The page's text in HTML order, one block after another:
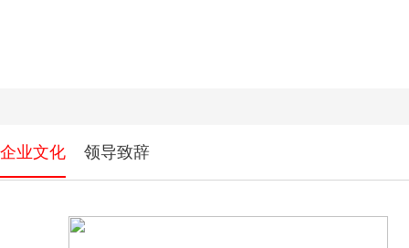
企业文化 领导致辞